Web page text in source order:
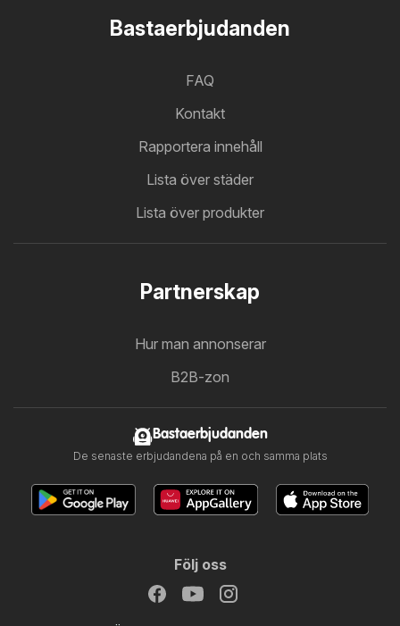
Bastaerbjudanden
FAQ
Kontakt
Rapportera innehåll
Lista över städer
Lista över produkter
Partnerskap
Hur man annonserar
B2B-zon
Bastaerbjudanden
De senaste erbjudandena på en och samma plats
Följ oss